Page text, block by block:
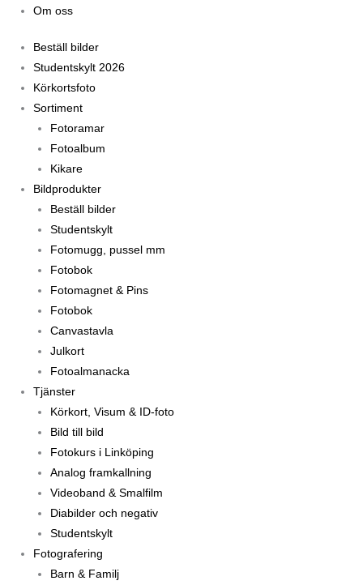
Om oss
Beställ bilder
Studentskylt 2026
Körkortsfoto
Sortiment
Fotoramar
Fotoalbum
Kikare
Bildprodukter
Beställ bilder
Studentskylt
Fotomugg, pussel mm
Fotobok
Fotomagnet & Pins
Fotobok
Canvastavla
Julkort
Fotoalmanacka
Tjänster
Körkort, Visum & ID-foto
Bild till bild
Fotokurs i Linköping
Analog framkallning
Videoband & Smalfilm
Diabilder och negativ
Studentskylt
Fotografering
Barn & Familj